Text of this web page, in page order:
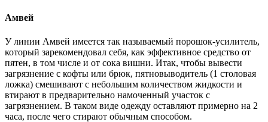
Амвей
У линии Амвей имеется так называемый порошок-усилитель,
который зарекомендовал себя, как эффективное средство от
пятен, в том числе и от сока вишни. Итак, чтобы вывести
загрязнение с кофты или брюк, пятновыводитель (1 столовая
ложка) смешивают с небольшим количеством жидкости и
втирают в предварительно намоченный участок с
загрязнением. В таком виде одежду оставляют примерно на 2
часа, после чего стирают обычным способом.